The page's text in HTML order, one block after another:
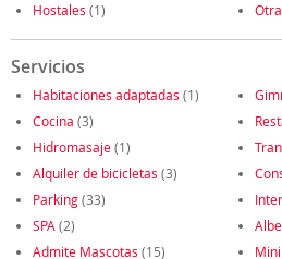
Hostales (1)
Servicios
Habitaciones adaptadas (1)
Cocina (3)
Hidromasaje(1)
Alquiler de bicicletas (3)
Parking(33)
SPA (2)
Admite Mascotas (15)